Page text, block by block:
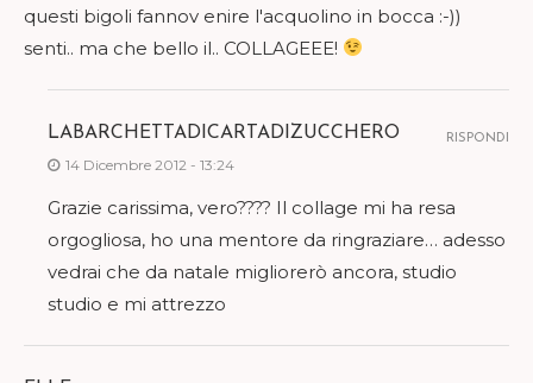
questi bigoli fannov enire l'acquolino in bocca :-))
senti.. ma che bello il.. COLLAGEEE!
LABARCHETTADICARTADIZUCCHERO
14 Dicembre 2012 - 13:24
Grazie carissima, vero???? Il collage mi ha resa
orgogliosa, ho una mentore da ringraziare… adesso
vedrai che da natale migliorerò ancora, studio
studio e mi attrezzo
RISPONDI